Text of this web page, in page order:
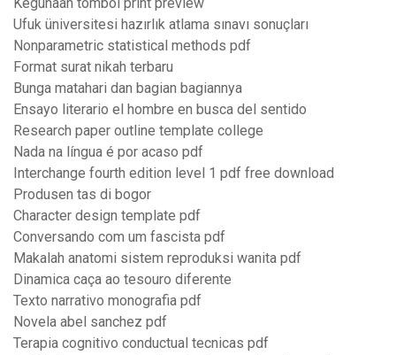
Kegunaan tombol print preview
Ufuk üniversitesi hazırlık atlama sınavı sonuçları
Nonparametric statistical methods pdf
Format surat nikah terbaru
Bunga matahari dan bagian bagiannya
Ensayo literario el hombre en busca del sentido
Research paper outline template college
Nada na língua é por acaso pdf
Interchange fourth edition level 1 pdf free download
Produsen tas di bogor
Character design template pdf
Conversando com um fascista pdf
Makalah anatomi sistem reproduksi wanita pdf
Dinamica caça ao tesouro diferente
Texto narrativo monografia pdf
Novela abel sanchez pdf
Terapia cognitivo conductual tecnicas pdf